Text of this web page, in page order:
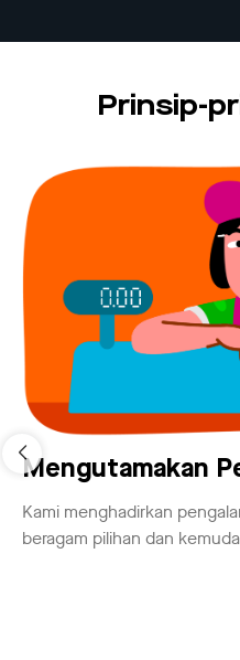
Prinsip-
Mengutamakan
Kami menghadirkan
beragam pilihan dan